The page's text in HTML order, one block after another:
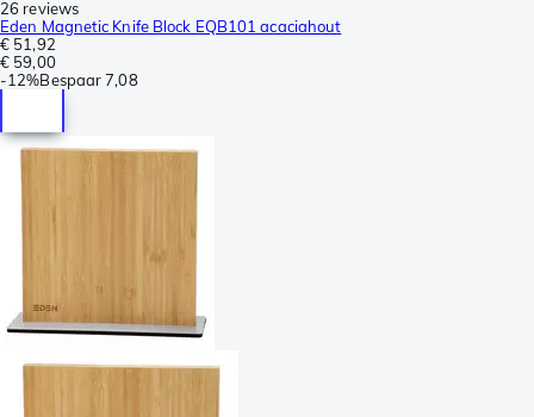
26 reviews
Eden Magnetic Knife Block EQB101 acaciahout
€ 51,92
€ 59,00
-12%Bespaar 7,08